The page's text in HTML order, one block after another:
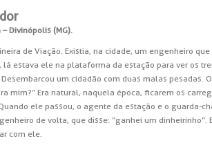
Divinópolis (MG).
de Viação. Existia, na cidade, um engenheiro
estava ele na plataforma da estação para ver os
um cidadão com duas malas pesadas.
mim?” Era natural, naquela época, ficarem os
ele passou, o agente da estação e o guarda-
de volta, que disse: “ganhei um dinheirinho”.
com ele.